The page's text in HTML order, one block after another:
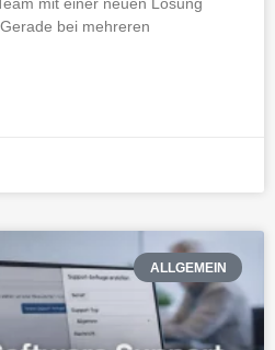
mit einer neuen Lösung
bei mehreren
ALLGEMEIN